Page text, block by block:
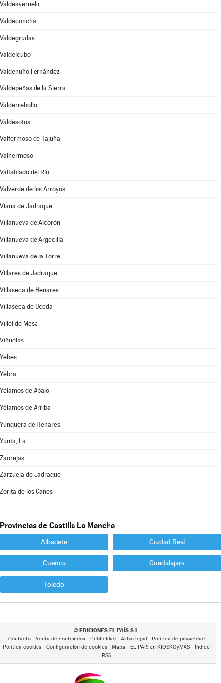
Valdeaveruelo
Valdeconcha
Valdegrudas
Valdelcubo
Valdenuño Fernández
Valdepeñas de la Sierra
Valderrebollo
Valdesotos
Valfermoso de Tajuña
Valhermoso
Valtablado del Río
Valverde de los Arroyos
Viana de Jadraque
Villanueva de Alcorón
Villanueva de Argecilla
Villanueva de la Torre
Villares de Jadraque
Villaseca de Henares
Villaseca de Uceda
Villel de Mesa
Viñuelas
Yebes
Yebra
Yélamos de Abajo
Yélamos de Arriba
Yunquera de Henares
Yunta, La
Zaorejas
Zarzuela de Jadraque
Zorita de los Canes
Provincias de Castilla La Mancha
Albacete Ciudad Real
Cuenca Guadalajara
Toledo
© EDICIONES EL PAÍS S.L.
Contacto Venta de contenidos Publicidad Aviso legal
Política de privacidad
Política cookies
Configuración de cookies Mapa EL PAÍS en KIOSKOyMÁS
Índice
RSS